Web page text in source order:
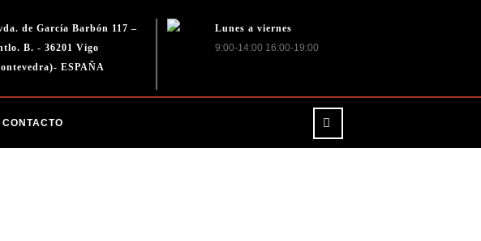
de García Barbón 117 –
B. - 36201 Vigo
ESPAÑA
Lunes a viernes
9:00-14:00 16:00-19:00
CONTACTO